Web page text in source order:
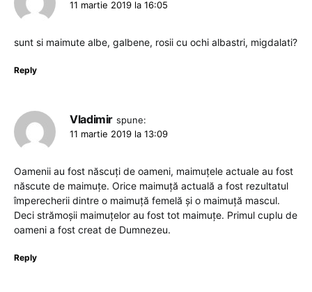
11 martie 2019 la 16:05
sunt si maimute albe, galbene, rosii cu ochi albastri, migdalati?
Reply
Vladimir spune:
11 martie 2019 la 13:09
Oamenii au fost născuți de oameni, maimuțele actuale au fost
născute de maimuțe. Orice maimuță actuală a fost rezultatul
împerecherii dintre o maimuţă femelă şi o maimuţă mascul.
Deci strămoşii maimuţelor au fost tot maimuţe. Primul cuplu de
oameni a fost creat de Dumnezeu.
Reply